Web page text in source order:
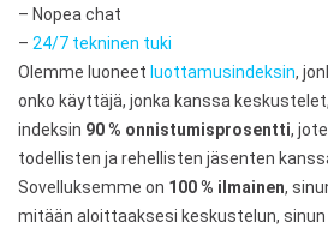
– Nopea chat
– 24/7 tekninen tuki
Olemme luoneet luottamusindeksin,
onko käyttäjä, jonka kanssa
indeksin 90 % onnistumisprosentti,
todellisten ja rehellisten jäsenten
Sovelluksemme on 100 % ilmainen,
mitään aloittaaksesi keskustelun,